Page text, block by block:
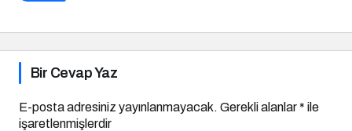
Bir Cevap Yaz
E-posta adresiniz yayınlanmayacak. Gerekli alanlar* ile
işaretlenmişlerdir